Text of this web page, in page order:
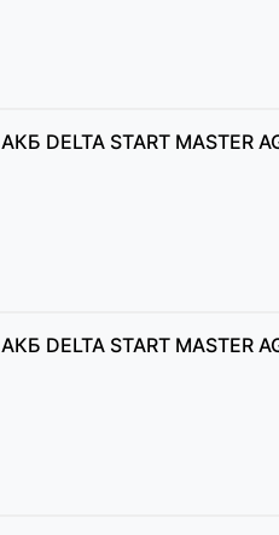
АКБ DELTA START MASTER
АКБ DELTA START MASTER